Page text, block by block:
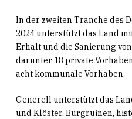
In der zweiten Tranche des
2024 unterstützt das Land
Erhalt und die Sanierung
darunter 18 private
acht kommunale Vorhaben.
Generell unterstützt das
und Klöster, Burgruinen,